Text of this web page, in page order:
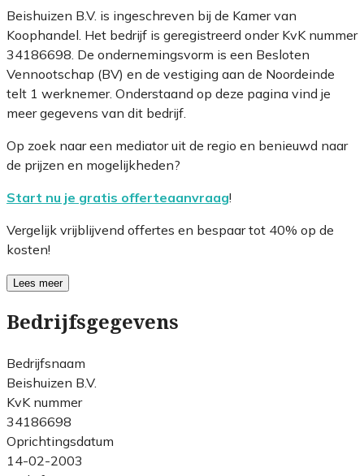
Beishuizen B.V. is ingeschreven bij de Kamer van
Koophandel. Het bedrijf is geregistreerd onder KvK nummer
34186698. De ondernemingsvorm is een Besloten
Vennootschap (BV) en de vestiging aan de Noordeinde
telt 1 werknemer. Onderstaand op deze pagina vind je
meer gegevens van dit bedrijf.
Op zoek naar een mediator uit de regio en benieuwd naar
de prijzen en mogelijkheden?
Start nu je gratis offerteaanvraag!
Vergelijk vrijblijvend offertes en bespaar tot 40% op de
kosten!
Lees meer
Bedrijfsgegevens
Bedrijfsnaam
Beishuizen B.V.
KvK nummer
34186698
Oprichtingsdatum
14-02-2003